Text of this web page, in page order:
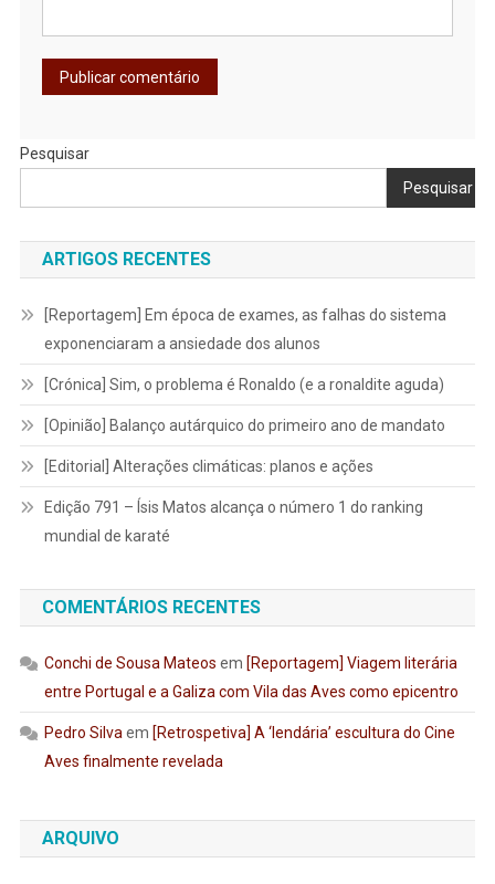
Pesquisar
Pesquisar
ARTIGOS RECENTES
[Reportagem] Em época de exames, as falhas do sistema
exponenciaram a ansiedade dos alunos
[Crónica] Sim, o problema é Ronaldo (e a ronaldite aguda)
[Opinião] Balanço autárquico do primeiro ano de mandato
[Editorial] Alterações climáticas: planos e ações
Edição 791 – Ísis Matos alcança o número 1 do ranking
mundial de karaté
COMENTÁRIOS RECENTES
Conchi de Sousa Mateos em [Reportagem] Viagem literária
entre Portugal e a Galiza com Vila das Aves como epicentro
Pedro Silvaem [Retrospetiva] A ‘lendária’ escultura do Cine
Aves finalmente revelada
ARQUIVO